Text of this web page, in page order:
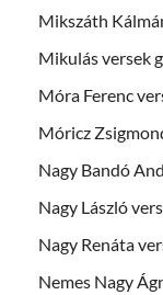
Mikszáth
Mikulás versek
Móra Ferenc
Móricz
Nagy Bandó
Nagy László
Nagy Renáta
Nemes Nagy